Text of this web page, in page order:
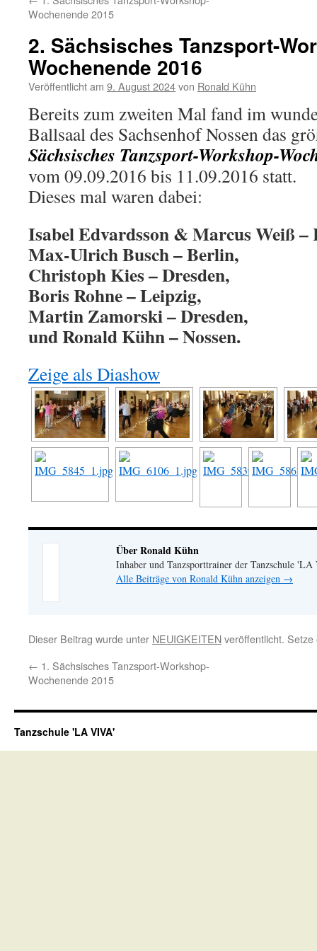
Wochenende 2015
2. Sächsisches Tanzsport-
Wochenende 2016
Veröffentlicht am 9. August 2024von Ronald Kühn
Bereits zum zweiten Mal fand im
Ballsaal des Sachsenhof Nossen das
Sächsisches Tanzsport-Workshop-
vom 09.09.2016 bis 11.09.2016 statt.
Dieses mal waren dabei:
Isabel Edvardsson & Marcus Weiß
Max-Ulrich Busch – Berlin,
Christoph Kies – Dresden,
Boris Rohne – Leipzig,
Martin Zamorski – Dresden,
und Ronald Kühn – Nossen.
Zeige als Diashow
Über Ronald Kühn
Inhaber und Tanzsporttrainer der Tanzschule
Alle Beiträge von Ronald Kühn anzeigen →
Dieser Beitrag wurde unter NEUIGKEITENveröffentlicht.
← 1. Sächsisches Tanzsport-Workshop-
Wochenende 2015
Tanzschule 'LA VIVA'